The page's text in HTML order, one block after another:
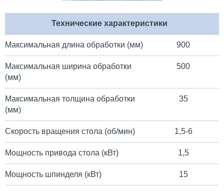
Технические характеристики
Максимальная длина обработки (мм) 900
Максимальная ширина обработки
(мм)
500
Максимальная толщина обработки
(мм)
35
Скорость вращения стола (об/мин) 1,5-6
Мощность привода стола (кВт) 1,5
Мощность шпинделя (кВт) 15